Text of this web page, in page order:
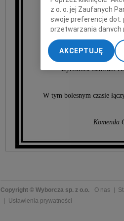
Brata
Dyrektora Centrum
W tym bolesnym czasie
Komenda
Copyright © Wyborcza sp. z o.o. O nas
Ustawienia prywatności
z o. o. jej Zaufanych
swoje preferencje dot.
przetwarzania danych
„Ustawienia
My, nasi Zaufani
dokładnych danych
Przechowywanie
AKCEPTUJĘ